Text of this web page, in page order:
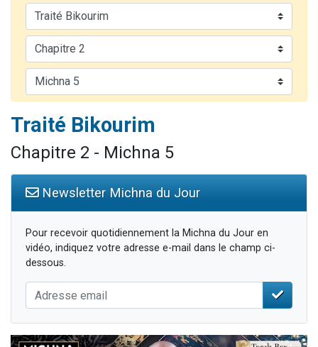
4 personnes viennent de nous rejoindre sur WhatsApp
3 personnes viennent de nous rejoindre sur WhatsApp
3 personnes viennent de faire un don pour 5 jours de vacances aux Orphelins
2 personnes viennent de faire un don pour Tsédaka : pauvres d'Israel
Traité Bikourim
Chapitre 2 - Michna 5
Newsletter Michna du Jour
Pour recevoir quotidiennement la Michna du Jour en
vidéo, indiquez votre adresse e-mail dans le champ ci-
dessous.